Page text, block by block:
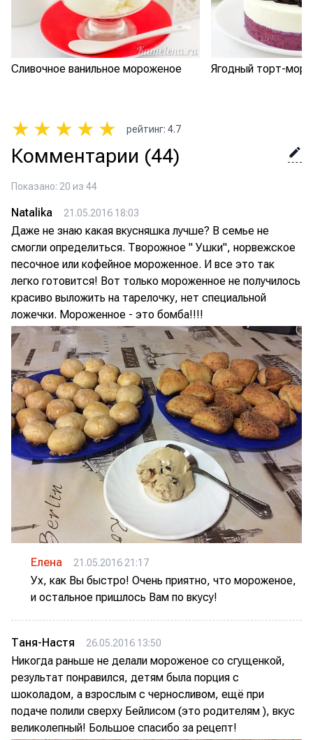
Сливочное ванильное мороженое Ягодный торт-
★ ★ ★ ★ ★ рейтинг: 4.7
Комментарии (44)
Показано: 20 из 44
Natalika 21.05.2016 18:03
Даже не знаю какая вкусняшка лучше? В семье не
смогли определиться. Творожное " Ушки", норвежское
песочное или кофейное мороженное. И все это так
легко готовится! Вот только мороженное не получилось
красиво выложить на тарелочку, нет специальной
ложечки. Мороженное - это бомба!!!!
Елена 21.05.2016 21:17
Ух, как Вы быстро! Очень приятно, что мороженое,
и остальное пришлось Вам по вкусу!
Таня-Настя 26.05.2016 13:50
Никогда раньше не делали мороженое со сгущенкой,
результат понравился, детям была порция с
шоколадом, а взрослым с черносливом, ещё при
подаче полили сверху Бейлисом (это родителям ), вкус
великолепный! Большое спасибо за рецепт!